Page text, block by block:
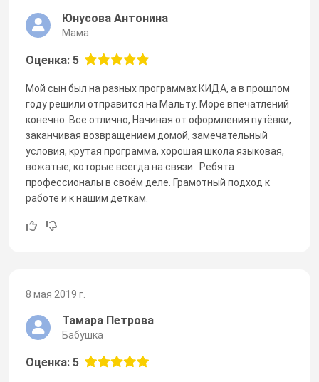
Юнусова Антонина
Мама
Оценка: 5
Мой сын был на разных программах КИДА, а в прошлом
году решили отправится на Мальту. Море впечатлений
конечно. Все отлично, Начиная от оформления путёвки,
заканчивая возвращением домой, замечательный
условия, крутая программа, хорошая школа языковая,
вожатые, которые всегда на связи. Ребята
профессионалы в своём деле. Грамотный подход к
работе и к нашим деткам.
8 мая 2019 г.
Тамара Петрова
Бабушка
Оценка: 5